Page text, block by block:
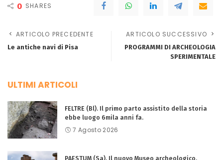
0 SHARES
ARTICOLO PRECEDENTE
Le antiche navi di Pisa
ARTICOLO SUCCESSIVO
PROGRAMMI DI ARCHEOLOGIA
SPERIMENTALE
ULTIMI ARTICOLI
FELTRE (Bl). Il primo parto assistito della storia
ebbe luogo 6mila anni fa.
7 Agosto 2026
PAESTUM (Sa). Il nuovo Museo archeologico,